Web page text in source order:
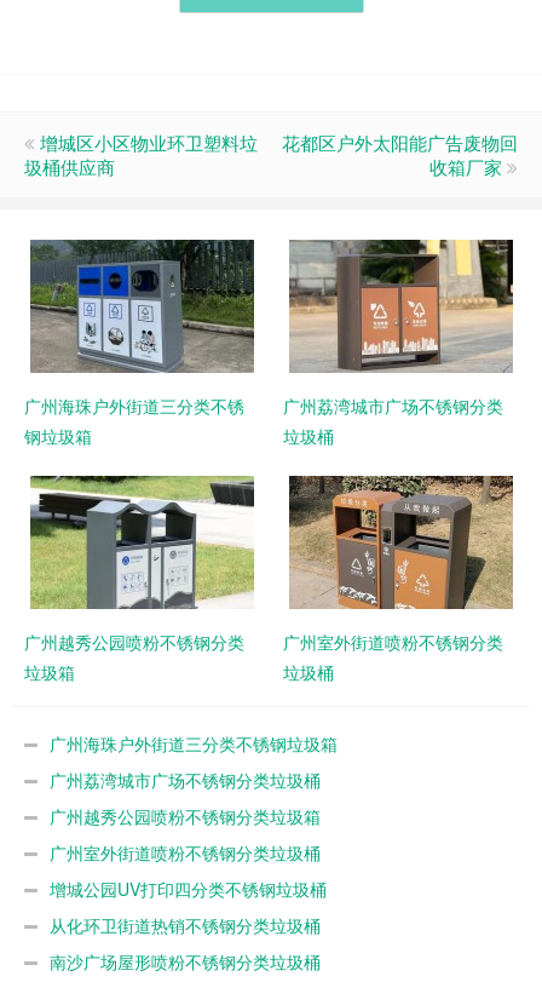
增城区小区物业环卫塑料垃
圾桶供应商
花都区户外太阳能广告废物回
收箱厂家
广州海珠户外街道三分类不锈
钢垃圾箱
广州荔湾城市广场不锈钢分类
垃圾桶
广州越秀公园喷粉不锈钢分类
垃圾箱
广州室外街道喷粉不锈钢分类
垃圾桶
广州海珠户外街道三分类不锈钢垃圾箱
广州荔湾城市广场不锈钢分类垃圾桶
广州越秀公园喷粉不锈钢分类垃圾箱
广州室外街道喷粉不锈钢分类垃圾桶
增城公园UV打印四分类不锈钢垃圾桶
从化环卫街道热销不锈钢分类垃圾桶
南沙广场屋形喷粉不锈钢分类垃圾桶